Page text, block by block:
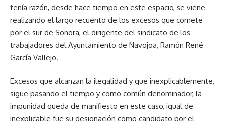
tenía razón, desde hace tiempo en este espacio, se viene
realizando el largo recuento de los excesos que comete
por el sur de Sonora, el dirigente del sindicato de los
trabajadores del Ayuntamiento de Navojoa, Ramón René
García Vallejo.
Excesos que alcanzan la ilegalidad y que inexplicablemente,
sigue pasando el tiempo y como común denominador, la
impunidad queda de manifiesto en este caso, igual de
inexplicable fue su designación como candidato por el